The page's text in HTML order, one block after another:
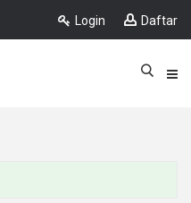
Login Daftar